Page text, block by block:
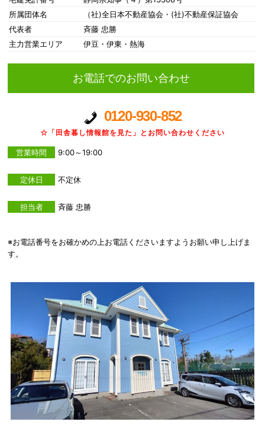
所属団体名
（社)全日本不動産協会・(社)不動産保証協会
代表者
斉藤 忠勝
主力営業エリア
伊豆・伊東・熱海
お電話でのお問い合わせ
0120-930-852
☆「田舎暮し情報館を見た」とお問い合わせください
営業時間 9:00～19:00
定休日 不定休
担当者 斉藤 忠勝
※お電話番号をお確かめの上お電話くださいますようお願い申し上げま
す。